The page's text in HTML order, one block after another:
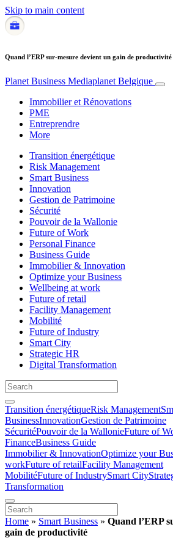
Skip to main content
Quand l’ERP sur-mesure devient un gain de productivité
Planet Business Mediaplanet Belgique
Immobilier et Rénovations
PME
Entreprendre
More
Transition énergétique
Risk Management
Smart Business
Innovation
Gestion de Patrimoine
Sécurité
Pouvoir de la Wallonie
Future of Work
Personal Finance
Business Guide
Immobilier & Innovation
Optimize your Business
Wellbeing at work
Future of retail
Facility Management
Mobilité
Future of Industry
Smart City
Strategic HR
Digital Transformation
Transition énergétiqueRisk Management
BusinessInnovationGestion de Patrimoine
SécuritéPouvoir de la WallonieFuture of
FinanceBusiness Guide
Immobilier & InnovationOptimize your
workFuture of retailFacility Management
MobilitéFuture of IndustrySmart City
Transformation
Home » Smart Business » Quand l’ERP
gain de productivité